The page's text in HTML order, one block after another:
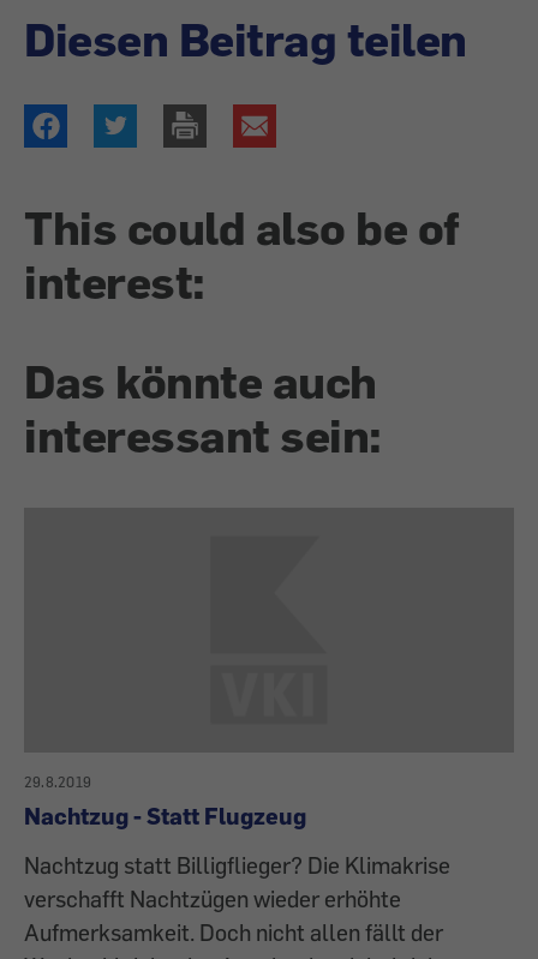
Diesen Beitrag teilen
This could also be of
interest:
Das könnte auch
interessant sein:
29.8.2019
Nachtzug - Statt Flugzeug
Nachtzug statt Billigflieger? Die Klimakrise
verschafft Nachtzügen wieder erhöhte
Aufmerksamkeit. Doch nicht allen fällt der